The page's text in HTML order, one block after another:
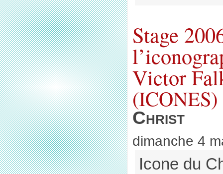
Stage
Victor
(ICONES)
Christ
dimanche 4
Icone du